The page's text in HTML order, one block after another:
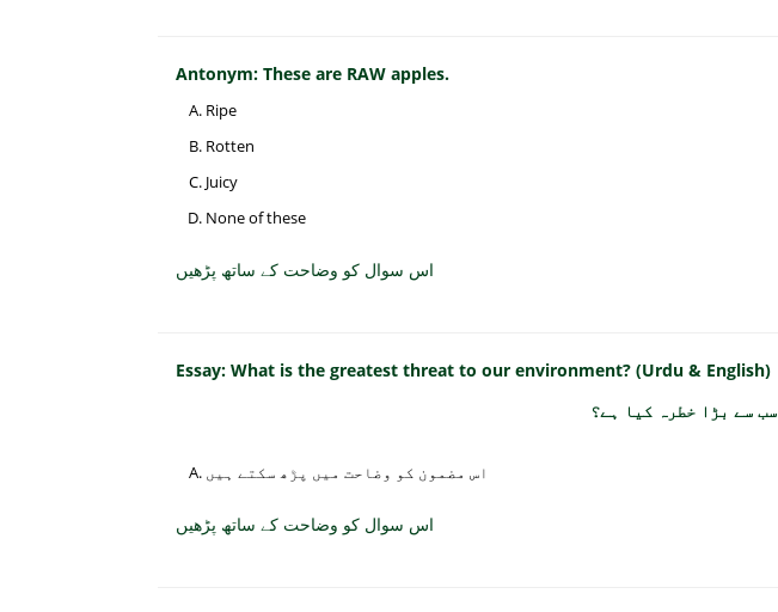
Antonym: These are RAW apples.
Ripe
Rotten
Juicy
None of these
اس سوال کو وضاحت کے ساتھ پڑھیں
Essay: What is the greatest threat to our environment? (Urdu & English)
سے بڑا خطرہ کیا ہے؟
اس مضمون کو وضاحت میں پڑھ سکتے ہیں
اس سوال کو وضاحت کے ساتھ پڑھیں